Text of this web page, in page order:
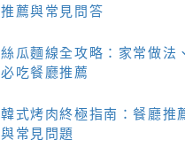
推薦與常見問答
絲瓜麵線全攻略：家常做法
必吃餐廳推薦
韓式烤肉終極指南：餐廳推
與常見問題